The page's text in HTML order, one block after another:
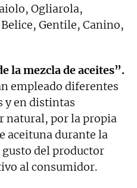
Ogliarola,
Gentile, Canino,
la mezcla de aceites”.
empleado diferentes
y en distintas
natural, por la propia
aceituna durante la
gusto del productor
al consumidor.